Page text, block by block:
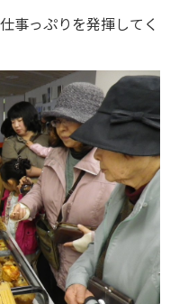
事っぷりを発揮してく